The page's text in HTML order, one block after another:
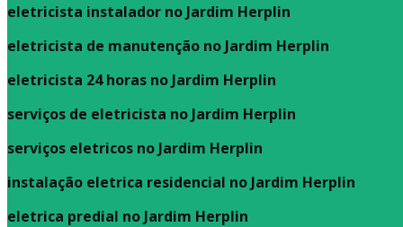
eletricista instalador no Jardim Herplin
eletricista de manutenção no Jardim Herplin
eletricista 24 horas no Jardim Herplin
serviços de eletricista no Jardim Herplin
serviços eletricos no Jardim Herplin
instalação eletrica residencial no Jardim Herplin
eletrica predial no Jardim Herplin